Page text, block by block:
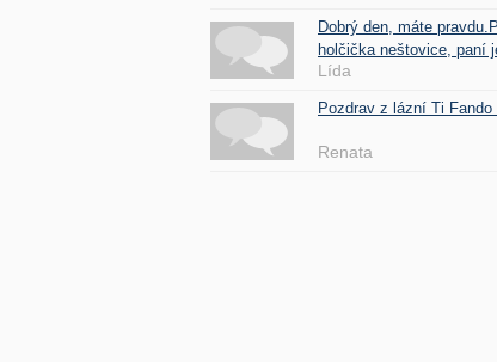
Dobrý den, máte
holčička neštovice, paní
Lída
Pozdrav z lázní Ti
Renata